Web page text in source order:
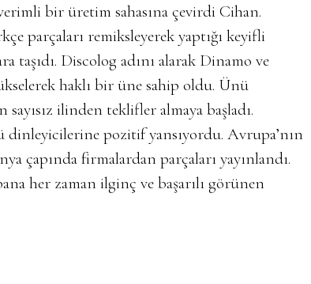
bir üretim sahasına çevirdi Cihan.
parçaları remiksleyerek yaptığı keyifli
Discolog adını alarak Dinamo ve
haklı bir üne sahip oldu. Ünü
sayısız ilinden teklifler almaya başladı.
pozitif yansıyordu. Avrupa’nın
çapında firmalardan parçaları yayınlandı.
her zaman ilginç ve başarılı görünen